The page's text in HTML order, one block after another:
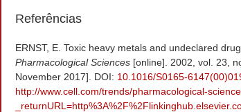
Referências
ERNST, E. Toxic heavy metals and undeclared
Pharmacological Sciences [online]. 2002, vol. 23,
November 2017]. DOI: 10.1016/S0165-
http://www.cell.com/trends/pharmacological-